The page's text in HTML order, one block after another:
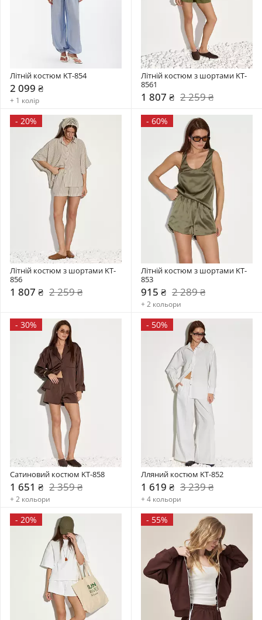
Літній костюм KT-854
2 099 ₴
+ 1 колір
Літній костюм з шортами KT-
8561
1 807 ₴ 2 259 ₴
- 20%
Літній костюм з шортами KT-
856
1 807 ₴ 2 259 ₴
- 60%
Літній костюм з шортами KT-
853
915 ₴ 2 289 ₴
+ 2 кольори
- 30%
Сатиновий костюм KT-858
1 651 ₴ 2 359 ₴
+ 2 кольори
- 50%
Лляний костюм KT-852
1 619 ₴ 3 239 ₴
+ 4 кольори
- 20% - 55%